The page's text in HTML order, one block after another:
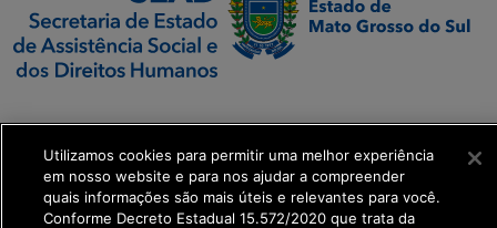
Executiva de
Transformação Digital
get_footer();
Utilizamos cookies para permitir uma melhor experiência
em nosso website e para nos ajudar a compreender
quais informações são mais úteis e relevantes para você.
Conforme Decreto Estadual 15.572/2020 que trata da